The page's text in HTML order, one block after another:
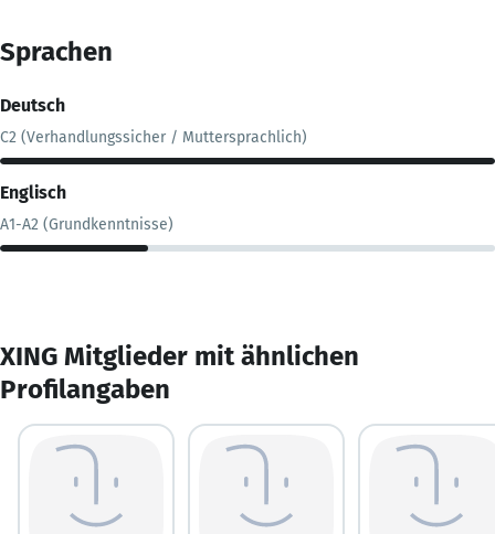
Sprachen
Deutsch
C2 (Verhandlungssicher / Muttersprachlich)
Englisch
A1-A2 (Grundkenntnisse)
XING Mitglieder mit ähnlichen
Profilangaben